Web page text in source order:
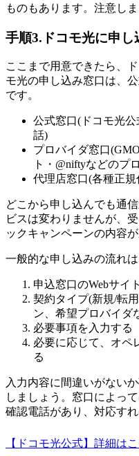
ものもあります。注意しま
手順3.ドコモ光に申し
ここまで用意できたら、
モ光の申し込み窓口は、
です。
公式窓口(ドコモ光
話)
プロバイダ窓口
ト・@niftyなどのプ
代理店窓口(各種正規
どこから申し込んでも通
ビスは変わりませんが、
ックキャンペーンの内容
一般的な申し込みの流れ
申込窓口のWebサイ
契約タイプ(新規/転
ン、希望プロバイダ
必要事項を入力する
必要に応じて、オペ
る
入力内容に間違いがない
しましょう。窓口によっ
確認電話があり、対応す
【ドコモ光公式】詳細は